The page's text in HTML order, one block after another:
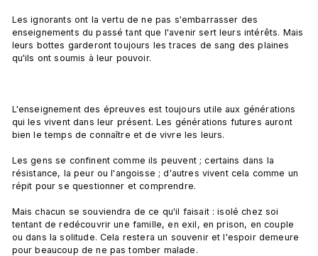
Les ignorants ont la vertu de ne pas s'embarrasser des
enseignements du passé tant que l'avenir sert leurs intérêts. Mais
leurs bottes garderont toujours les traces de sang des plaines
qu'ils ont soumis à leur pouvoir.
L'enseignement des épreuves est toujours utile aux générations
qui les vivent dans leur présent. Les générations futures auront
bien le temps de connaître et de vivre les leurs.
Les gens se confinent comme ils peuvent ; certains dans la
résistance, la peur ou l'angoisse ; d'autres vivent cela comme un
répit pour se questionner et comprendre.
Mais chacun se souviendra de ce qu'il faisait : isolé chez soi
tentant de redécouvrir une famille, en exil, en prison, en couple
ou dans la solitude. Cela restera un souvenir et l'espoir demeure
pour beaucoup de ne pas tomber malade.